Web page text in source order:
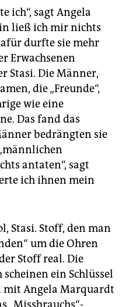
ich“, sagt Angela
ließ ich mir nichts
durfte sie mehr
Erwachsenen
Stasi. Die Männer,
die „Freunde“,
wie eine
Das fand das
bedrängten sie
antaten“, sagt
ich ihnen mein
Stasi. Stoff, den man
um die Ohren
Stoff real. Die
ein Schlüssel
mit Angela Marquardt